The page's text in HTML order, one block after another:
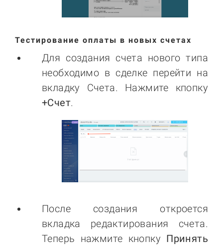
Тестирование оплаты в новых счетах
Для создания счета нового типа
необходимо в сделке перейти на
вкладку Счета. Нажмите кпопку
+Счет.
После создания откроется
вкладка редактирования счета.
Теперь нажмите кнопку Принять